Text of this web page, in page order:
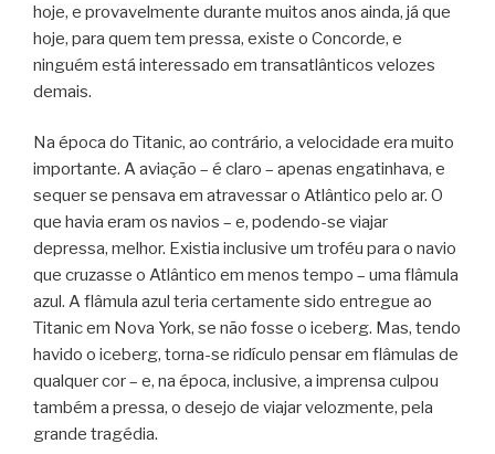
hoje, e provavelmente durante muitos anos ainda, já que
hoje, para quem tem pressa, existe o Concorde, e
ninguém está interessado em transatlânticos velozes
demais.
Na época do Titanic, ao contrário, a velocidade era muito
importante. A aviação – é claro – apenas engatinhava, e
sequer se pensava em atravessar o Atlântico pelo ar. O
que havia eram os navios – e, podendo-se viajar
depressa, melhor. Existia inclusive um troféu para o navio
que cruzasse o Atlântico em menos tempo – uma flâmula
azul. A flâmula azul teria certamente sido entregue ao
Titanic em Nova York, se não fosse o iceberg. Mas, tendo
havido o iceberg, torna-se ridículo pensar em flâmulas de
qualquer cor – e, na época, inclusive, a imprensa culpou
também a pressa, o desejo de viajar velozmente, pela
grande tragédia.